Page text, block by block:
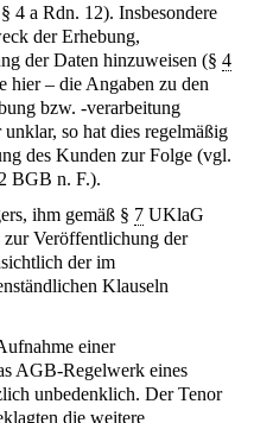
4 a Rdn. 12). Insbesondere
der Erhebung,
der Daten hinzuweisen (§ 4
hier – die Angaben zu den
bzw. -verarbeitung
so hat dies regelmäßig
des Kunden zur Folge (vgl.
BGB n. F.).
ihm gemäß § 7 UKlaG
Veröffentlichung der
der im
Klauseln
einer
AGB-Regelwerk eines
unbedenklich. Der Tenor
die weitere